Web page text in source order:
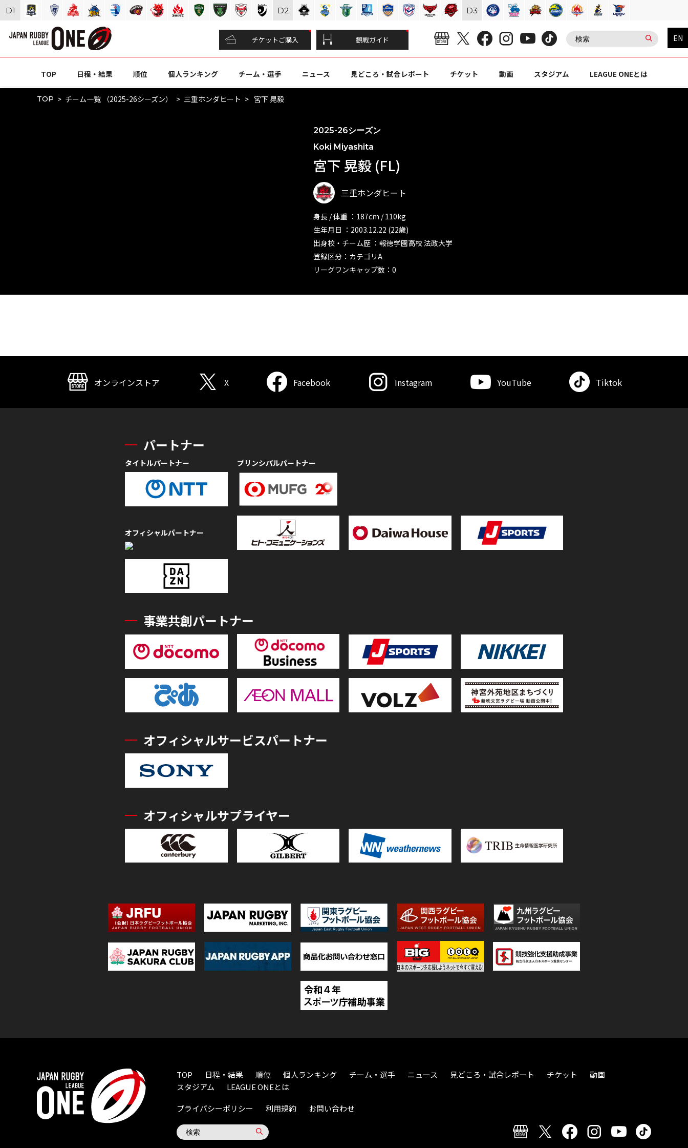
チケットご購入 観戦ガイド EN
TOP 日程・結果 順位 個人ランキング チーム・選手 ニュース 見どころ・試合レポート チケット 動画 スタジアム LEAGUE ONEとは
TOP チーム一覧 （2025-26シーズン） 三重ホンダヒート 宮下 晃毅
2025-26シーズン
Koki Miyashita
宮下 晃毅 (FL)
三重ホンダヒート
身長 / 体重 ：187cm / 110kg
生年月日 ：2003.12.22 (22歳)
出身校・チーム歴 ：報徳学園高校 法政大学
登録区分：カテゴリA
リーグワンキャップ数：0
D1 D2 D3
オンラインストア X Facebook Instagram YouTube Tiktok
パートナー
タイトルパートナー プリンシパルパートナー
オフィシャルパートナー
事業共創パートナー
オフィシャルサービスパートナー
オフィシャルサプライヤー
TOP 日程・結果 順位 個人ランキング チーム・選手 ニュース 見どころ・試合レポート チケット
動画
スタジアム
LEAGUE ONEとは
プライバシーポリシー
利用規約 お問い合わせ